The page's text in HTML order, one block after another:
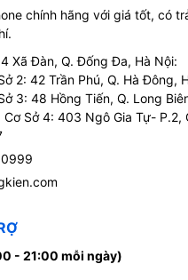
chính hãng với giá tốt, có
Xã Đàn, Q. Đống Đa, Hà Nội:
2: 42 Trần Phú, Q. Hà Đông,
3: 48 Hồng Tiến, Q. Long
Sở 4: 403 Ngô Gia Tự- P.2,
- 21:00 mỗi ngày)